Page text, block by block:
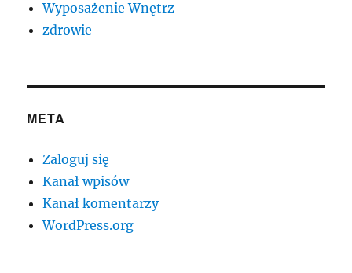
Wyposażenie Wnętrz
zdrowie
META
Zaloguj się
Kanał wpisów
Kanał komentarzy
WordPress.org